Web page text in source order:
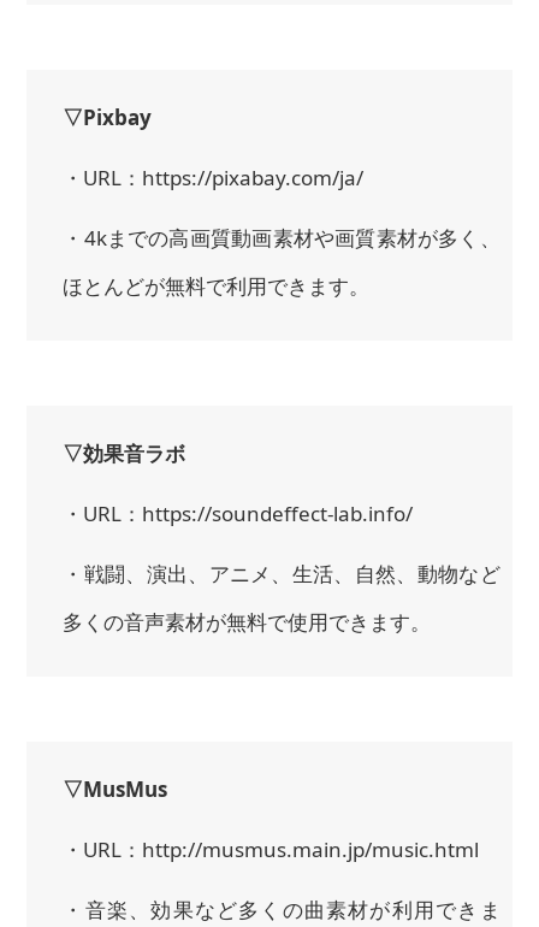
▽Pixbay
・URL：https://pixabay.com/ja/
・4kまでの高画質動画素材や画質素材が多く、
ほとんどが無料で利用できます。
▽効果音ラボ
・URL：https://soundeffect-lab.info/
・戦闘、演出、アニメ、生活、自然、動物など
多くの音声素材が無料で使用できます。
▽MusMus
・URL：http://musmus.main.jp/music.html
・音楽、効果など多くの曲素材が利用できま